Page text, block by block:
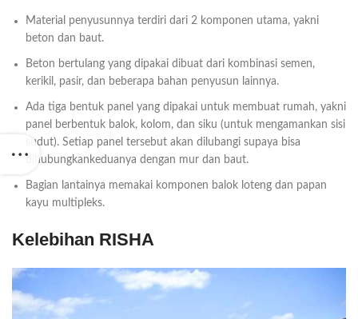
Material penyusunnya terdiri dari 2 komponen utama, yakni
beton dan baut.
Beton bertulang yang dipakai dibuat dari kombinasi semen,
kerikil, pasir, dan beberapa bahan penyusun lainnya.
Ada tiga bentuk panel yang dipakai untuk membuat rumah, yakni
panel berbentuk balok, kolom, dan siku (untuk mengamankan sisi
sudut). Setiap panel tersebut akan dilubangi supaya bisa
dihubungkankeduanya dengan mur dan baut.
Bagian lantainya memakai komponen balok loteng dan papan
kayu multipleks.
Kelebihan RISHA